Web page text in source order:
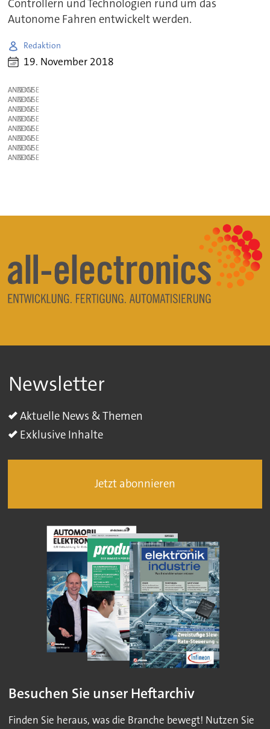
Controllern und Technologien rund um das
Autonome Fahren entwickelt werden.
Redaktion
19. November 2018
ANZEIGE
ANZEIGE
ANZEIGE
ANZEIGE
ANZEIGE
ANZEIGE
ANZEIGE
ANZEIGE
Newsletter
Aktuelle News & Themen
Exklusive Inhalte
Jetzt abonnieren
Besuchen Sie unser Heftarchiv
Finden Sie heraus, was die Branche bewegt! Nutzen Sie